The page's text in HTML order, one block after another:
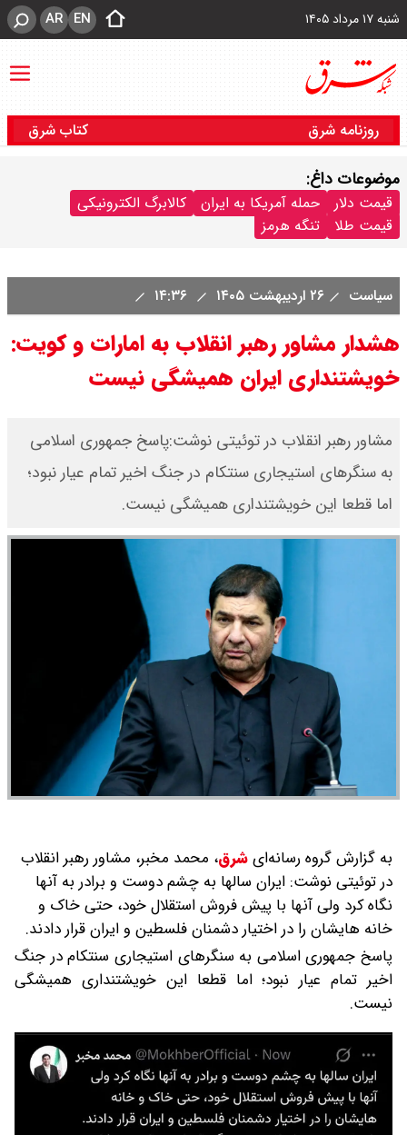
شنبه ۱۷ مرداد ۱۴۰۵ EN
AR
روزنامه شرق کتاب شرق
موضوعات داغ:
قیمت دلار حمله آمریکا به ایران
کالابرگ الکترونیکی
قیمت طلا
تنگه هرمز
سیاست ۲۶ اردیبهشت ۱۴۰۵
هشدار مشاور رهبر انقلاب به امارات و کویت:
خویشتنداری ایران همیشگی نیست
مشاور رهبر انقلاب در توئیتی نوشت:پاسخ جمهوری اسلامی
به سنگرهای استیجاری سنتکام در جنگ اخیر تمام عیار نبود؛
اما قطعا این خویشتنداری همیشگی نیست.
به گزارش گروه رسانه‌ایشرق، محمد مخبر، مشاور رهبر انقلاب
در توئیتی نوشت: ایران سالها به چشم دوست و برادر به آنها
نگاه کرد ولی آنها با پیش فروش استقلال خود، حتی خاک و
خانه هایشان را در اختیار دشمنان فلسطین و ایران قرار دادند.
پاسخ جمهوری اسلامی به سنگرهای استیجاری سنتکام در جنگ
اخیر تمام عیار نبود؛ اما قطعا این خویشتنداری همیشگی
نیست.